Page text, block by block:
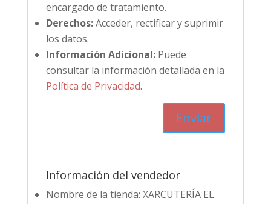
encargado de tratamiento.
Derechos:Acceder, rectificar y suprimir
los datos.
Información Adicional:Puede
consultar la información detallada en la
Política de Privacidad.
Información del vendedor
Nombre de la tienda: XARCUTERÍA EL